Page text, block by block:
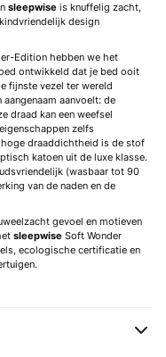
sleepwise is knuffelig zacht,
design
Edition hebben we het
ontwikkeld dat je bed ooit
fijnste vezel ter wereld
aanvoelt: de
draad kan een weefsel
zelfs
draaddichtheid is de stof
katoen uit de luxe klasse.
(wasbaar tot 90
van de naden en de
gevoel en motieven
sleepwise Soft Wonder
ecologische certificatie en